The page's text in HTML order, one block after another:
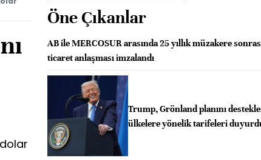
Öne Çıkanlar
AB ile MERCOSUR arasında 25 yıllık müzakere
ticaret anlaşması imzalandı
Trump, Grönland planını
ülkelere yönelik tarifeleri